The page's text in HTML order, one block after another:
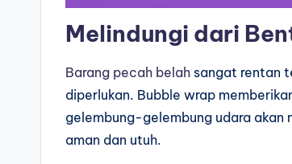
Melindungi dari
Barang pecah belah sangat rentan
diperlukan. Bubble wrap
gelembung-gelembung udara akan
aman dan utuh.